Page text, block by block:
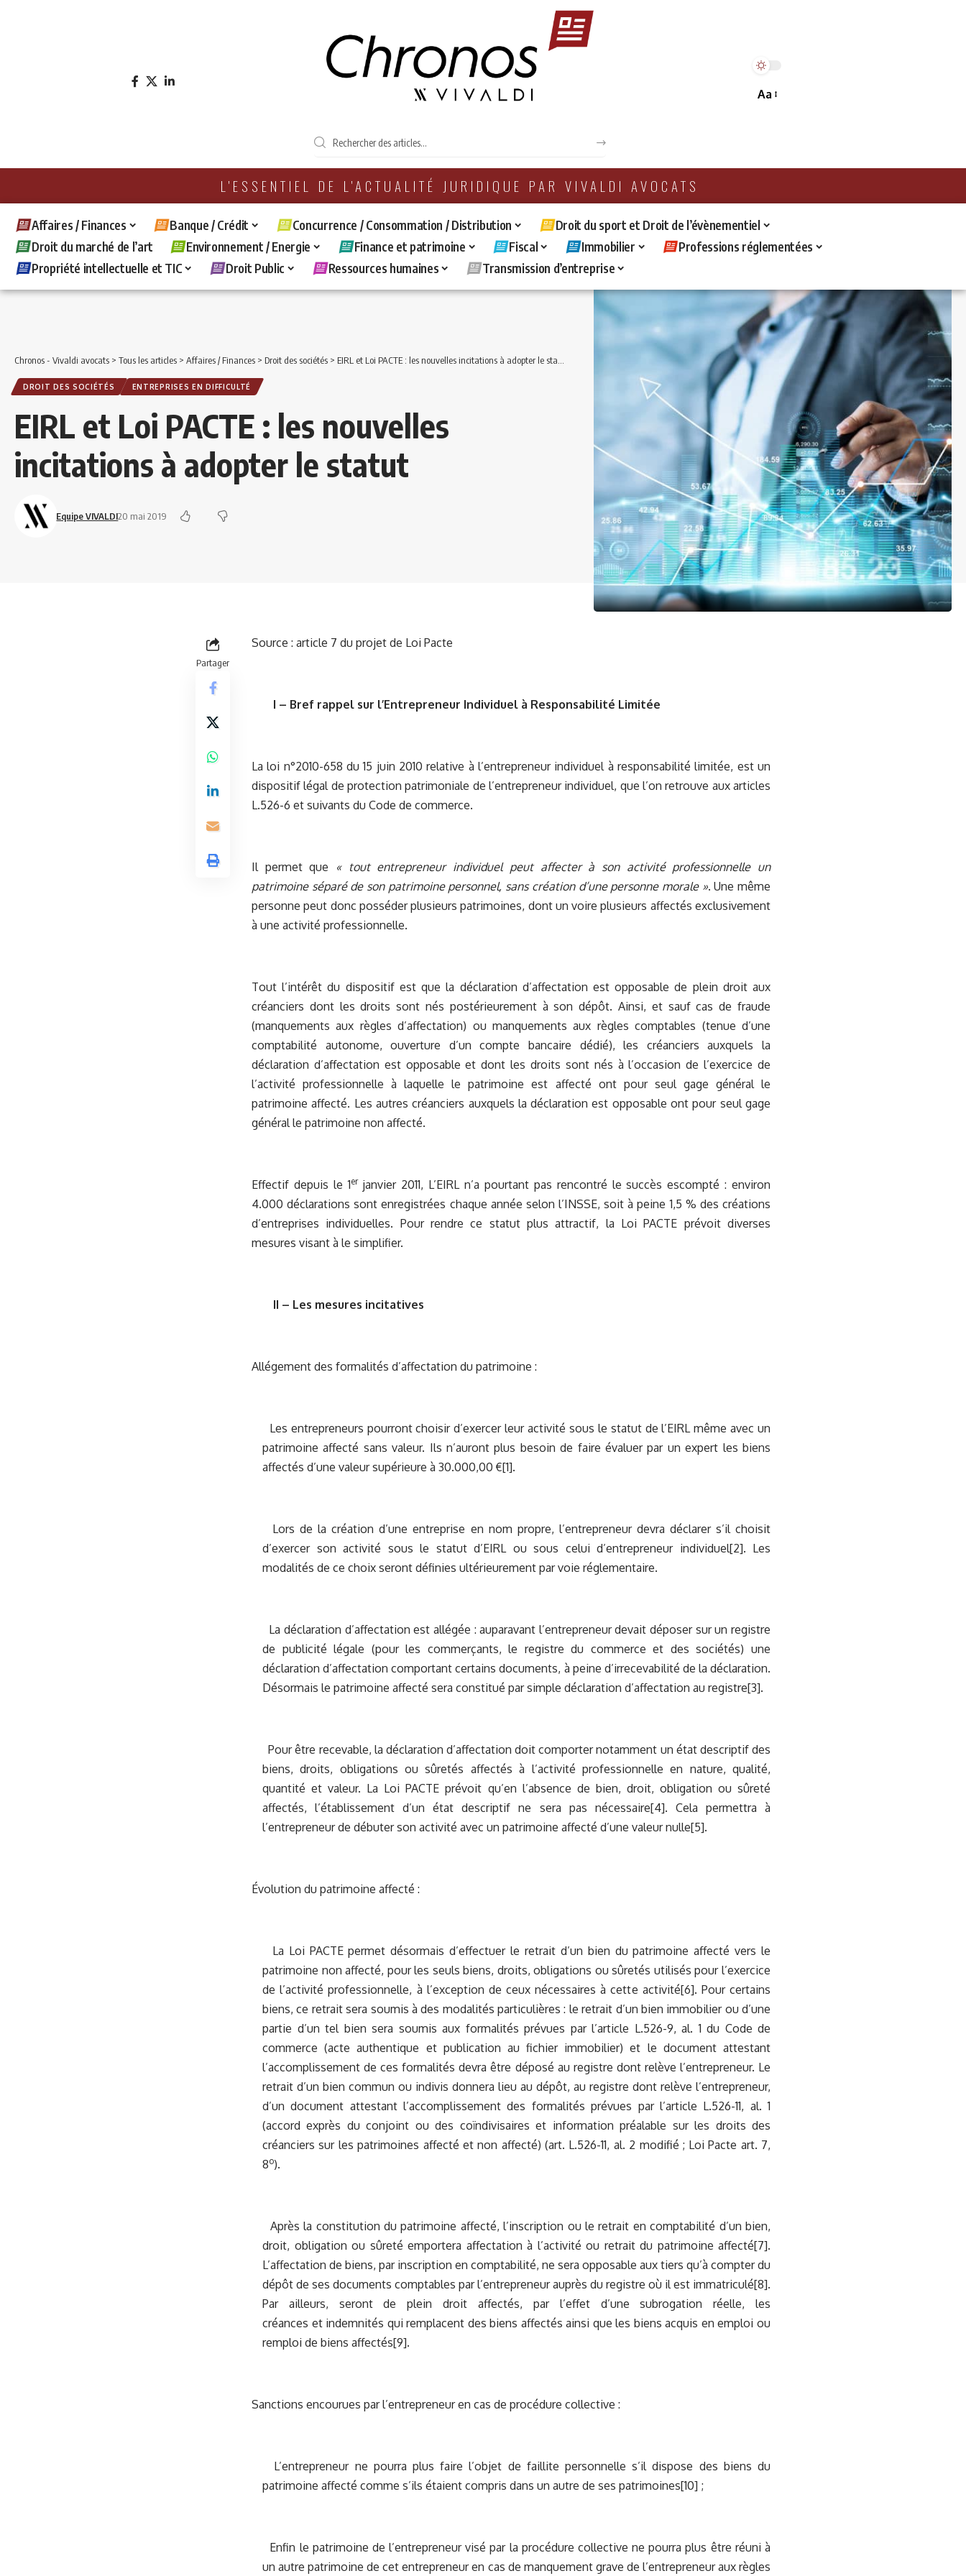
Aa
L'ESSENTIEL DE L'ACTUALITÉ JURIDIQUE PAR VIVALDI AVOCATS
Affaires / Finances Banque / Crédit Concurrence / Consommation / Distribution
Droit du sport et Droit de l’évènementiel
Droit du marché de l’art
Environnement / Energie Finance et patrimoine Fiscal Immobilier
Professions réglementées
Propriété intellectuelle et TIC
Droit Public Ressources humaines Transmission d’entreprise
Chronos - Vivaldi avocats > Tous les articles > Affaires / Finances > Droit des sociétés > EIRL et Loi PACTE : les nouvelles incitations à adopter le statut
DROIT DES SOCIÉTÉS ENTREPRISES EN DIFFICULTÉ
EIRL et Loi PACTE : les nouvelles
incitations à adopter le statut
Equipe VIVALDI20 mai 2019
Partager
Source : article 7 du projet de Loi Pacte
I – Bref rappel sur l’Entrepreneur Individuel à Responsabilité Limitée
La loi n°2010-658 du 15 juin 2010 relative à l’entrepreneur individuel à responsabilité limitée, est un
dispositif légal de protection patrimoniale de l’entrepreneur individuel, que l’on retrouve aux articles
L.526-6 et suivants du Code de commerce.
Il permet que « tout entrepreneur individuel peut affecter à son activité professionnelle un
patrimoine séparé de son patrimoine personnel, sans création d’une personne morale ». Une même
personne peut donc posséder plusieurs patrimoines, dont un voire plusieurs affectés exclusivement
à une activité professionnelle.
Tout l’intérêt du dispositif est que la déclaration d’affectation est opposable de plein droit aux
créanciers dont les droits sont nés postérieurement à son dépôt. Ainsi, et sauf cas de fraude
(manquements aux règles d’affectation) ou manquements aux règles comptables (tenue d’une
comptabilité autonome, ouverture d’un compte bancaire dédié), les créanciers auxquels la
déclaration d’affectation est opposable et dont les droits sont nés à l’occasion de l’exercice de
l’activité professionnelle à laquelle le patrimoine est affecté ont pour seul gage général le
patrimoine affecté. Les autres créanciers auxquels la déclaration est opposable ont pour seul gage
général le patrimoine non affecté.
Effectif depuis le 1erjanvier 2011, L’EIRL n’a pourtant pas rencontré le succès escompté : environ
4.000 déclarations sont enregistrées chaque année selon l’INSSE, soit à peine 1,5 % des créations
d’entreprises individuelles. Pour rendre ce statut plus attractif, la Loi PACTE prévoit diverses
mesures visant à le simplifier.
II – Les mesures incitatives
Allégement des formalités d’affectation du patrimoine :
Les entrepreneurs pourront choisir d’exercer leur activité sous le statut de l’EIRL même avec un
patrimoine affecté sans valeur. Ils n’auront plus besoin de faire évaluer par un expert les biens
affectés d’une valeur supérieure à 30.000,00 €[1].
Lors de la création d’une entreprise en nom propre, l’entrepreneur devra déclarer s’il choisit
d’exercer son activité sous le statut d’EIRL ou sous celui d’entrepreneur individuel[2]. Les
modalités de ce choix seront définies ultérieurement par voie réglementaire.
La déclaration d’affectation est allégée : auparavant l’entrepreneur devait déposer sur un registre
de publicité légale (pour les commerçants, le registre du commerce et des sociétés) une
déclaration d’affectation comportant certains documents, à peine d’irrecevabilité de la déclaration.
Désormais le patrimoine affecté sera constitué par simple déclaration d’affectation au registre[3].
Pour être recevable, la déclaration d’affectation doit comporter notamment un état descriptif des
biens, droits, obligations ou sûretés affectés à l’activité professionnelle en nature, qualité,
quantité et valeur. La Loi PACTE prévoit qu’en l’absence de bien, droit, obligation ou sûreté
affectés, l’établissement d’un état descriptif ne sera pas nécessaire[4]. Cela permettra à
l’entrepreneur de débuter son activité avec un patrimoine affecté d’une valeur nulle[5].
Évolution du patrimoine affecté :
La Loi PACTE permet désormais d’effectuer le retrait d’un bien du patrimoine affecté vers le
patrimoine non affecté, pour les seuls biens, droits, obligations ou sûretés utilisés pour l’exercice
de l’activité professionnelle, à l’exception de ceux nécessaires à cette activité[6]. Pour certains
biens, ce retrait sera soumis à des modalités particulières : le retrait d’un bien immobilier ou d’une
partie d’un tel bien sera soumis aux formalités prévues par l’article L.526-9, al. 1 du Code de
commerce (acte authentique et publication au fichier immobilier) et le document attestant
l’accomplissement de ces formalités devra être déposé au registre dont relève l’entrepreneur. Le
retrait d’un bien commun ou indivis donnera lieu au dépôt, au registre dont relève l’entrepreneur,
d’un document attestant l’accomplissement des formalités prévues par l’article L.526-11, al. 1
(accord exprès du conjoint ou des coïndivisaires et information préalable sur les droits des
créanciers sur les patrimoines affecté et non affecté) (art. L.526-11, al. 2 modifié ; Loi Pacte art. 7,
8o).
Après la constitution du patrimoine affecté, l’inscription ou le retrait en comptabilité d’un bien,
droit, obligation ou sûreté emportera affectation à l’activité ou retrait du patrimoine affecté[7].
L’affectation de biens, par inscription en comptabilité, ne sera opposable aux tiers qu’à compter du
dépôt de ses documents comptables par l’entrepreneur auprès du registre où il est immatriculé[8].
Par ailleurs, seront de plein droit affectés, par l’effet d’une subrogation réelle, les
créances et indemnités qui remplacent des biens affectés ainsi que les biens acquis en emploi ou
remploi de biens affectés[9].
Sanctions encourues par l’entrepreneur en cas de procédure collective :
L’entrepreneur ne pourra plus faire l’objet de faillite personnelle s’il dispose des biens du
patrimoine affecté comme s’ils étaient compris dans un autre de ses patrimoines[10] ;
Enfin le patrimoine de l’entrepreneur visé par la procédure collective ne pourra plus être réuni à
un autre patrimoine de cet entrepreneur en cas de manquement grave de l’entrepreneur aux règles